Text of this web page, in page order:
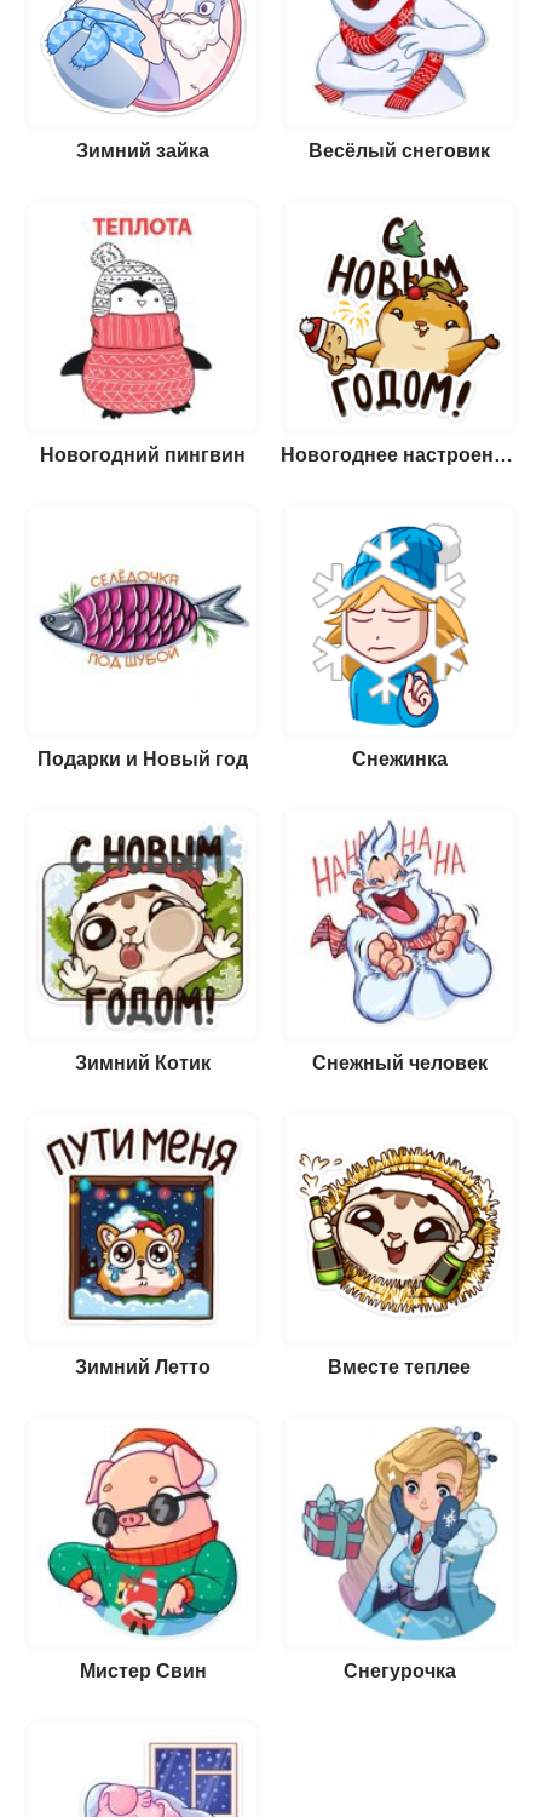
Зимний зайка Весёлый снеговик
Новогодний пингвин Новогоднее настроение с хомяком Сеней
Подарки и Новый год Снежинка
Зимний Котик Снежный человек
Зимний Летто Вместе теплее
Мистер Свин Снегурочка